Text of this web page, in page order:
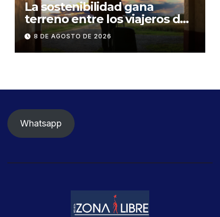
La sostenibilidad gana
terreno entre los viajeros de
negocios
8 DE AGOSTO DE 2026
Whatsapp